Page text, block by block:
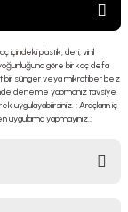
içindeki plastik, deri, vinil
göre bir kaç defa
bir sünger veya mikrofiber bez
deneme yapmanız tavsiye
uygulayabilirsiniz. ; Araçların iç
uygulama yapmayınız.;